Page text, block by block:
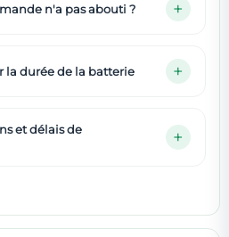
n'a pas abouti ?
la durée de la batterie
et délais de